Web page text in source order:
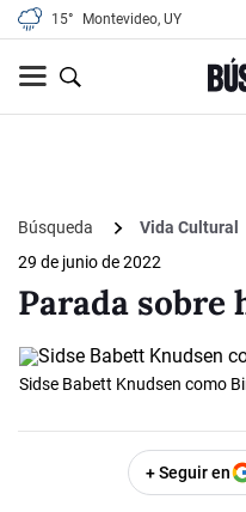
15° Montevideo, UY
Búsqueda
Vida Cultural
29 de junio de 2022
Parada sobre
Sidse Babett Knudsen como
+ Seguir en